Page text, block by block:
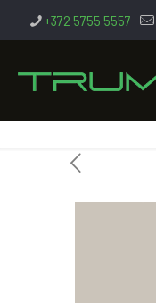
+372 5755 5557